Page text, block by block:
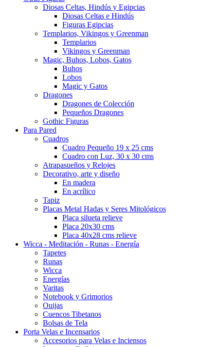
Diosas Celtas, Hindús y Egipcias
Diosas Celtas e Hindús
Figuras Egipcias
Templarios, Vikingos y Greenman
Templarios
Vikingos y Greenman
Magic, Buhos, Lobos, Gatos
Buhos
Lobos
Magic y Gatos
Dragones
Dragones de Colección
Pequeños Dragones
Gothic Figuras
Para Pared
Cuadros
Cuadro Pequeño 19 x 25 cms
Cuadro con Luz, 30 x 30 cms
Atrapasueños y Relojes
Decorativo, arte y diseño
En madera
En acrílico
Tapiz
Placas Metal Hadas y Seres Mitológicos
Placa silueta relieve
Placa 20x30 cms
Placa 40x28 cms relieve
Wicca - Meditación - Runas - Energía
Tapetes
Runas
Wicca
Energías
Varitas
Notebook y Grimorios
Ouijas
Cuencos Tibetanos
Bolsas de Tela
Porta Velas e Incensarios
Accesorios para Velas e Inciensos